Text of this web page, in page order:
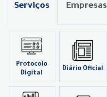
Serviços Empresas
Protocolo
Digital
Diário Oficial